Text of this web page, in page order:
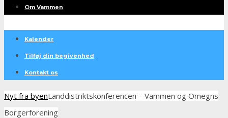
Om Vammen
Kalender
Tilføj din begivenhed
Kontakt os
Nyt fra byenLanddistriktskonferencen – Vammen og Omegns
Borgerforening